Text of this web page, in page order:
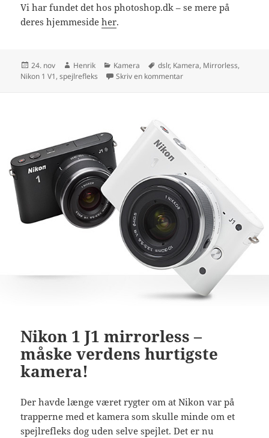
Vi har fundet det hos photoshop.dk – se mere på
deres hjemmesideher.
Udgivet
i
24. nov Forfatter
Henrik Kategorier
Kamera Tags
dslr, Kamera, Mirrorless,
Nikon 1 V1,spejlrefleks Skriv en kommentartil Nikon 1 V1 –
Nikon 1 J1 mirrorless –
måske verdens hurtigste
kamera!
Der havde længe været rygter om at Nikon var på
trapperne med et kamera som skulle minde om et
spejlrefleks dog uden selve spejlet. Det er nu